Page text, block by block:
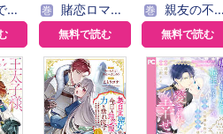
社長 巻 賭恋ロマネスク～大正悪役令嬢と最狂マフィア
無料で読む
巻 親友の不倫相手は、夫でした【単話版】
無料で読む